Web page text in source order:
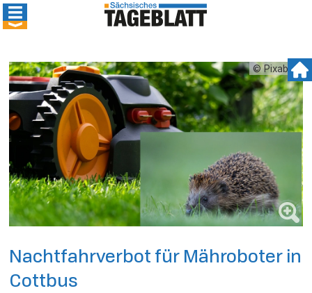
© Pixabay
Nachtfahrverbot für Mähroboter in
Cottbus